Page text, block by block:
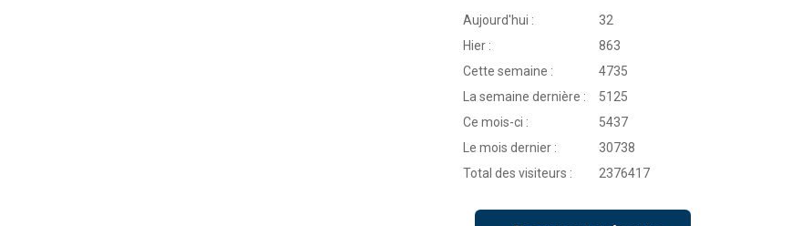
Aujourd'hui :
32
Hier :
863
Cette semaine :
4735
La semaine dernière :
5125
Ce mois-ci :
5437
Le mois dernier :
30738
Total des visiteurs :
2376417